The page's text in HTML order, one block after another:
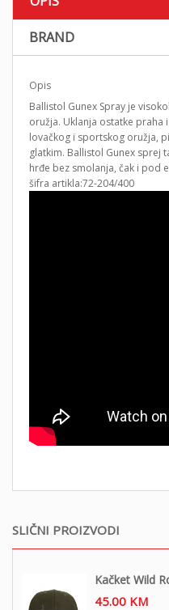
SLIČNI PROIZVODI
Kačket Wild
45.00 KM
BRAND
Opis
Ballistol Gunex Spray je
oružja. Uklanja ostatke praha
lovačkog i sportskog oružja,
glatkim. Ballistol Gunex sprej
hrđe bez smolanja, čak i pod
šifra artikla:72-204/400